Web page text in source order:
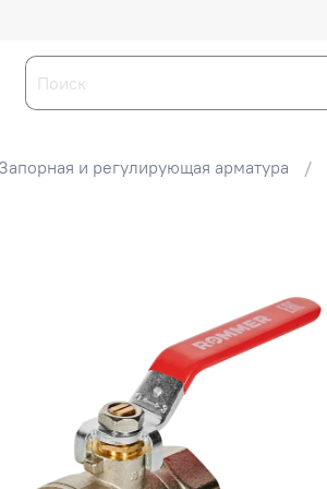
Запорная и регулирующая арматура